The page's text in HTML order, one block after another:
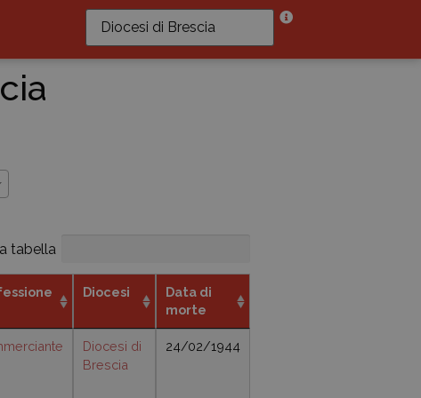
tabella
Diocesi
Data di
morte
Diocesi di
Brescia
24/02/1944